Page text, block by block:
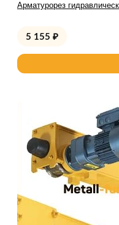
Арматурорез
5 155 ₽